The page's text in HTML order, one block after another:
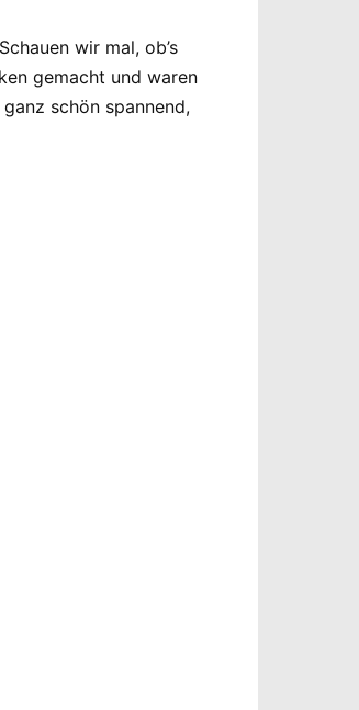
wir mal, ob’s
gemacht und waren
schön spannend,